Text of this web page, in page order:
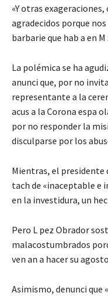
«Y otras
agradecidos porque
barbarie que hab a en
La polémica se ha
anunci que, por no
representante a la
acus a la Corona espa
por no responder la
disculparse por los
Mientras, el presidente
tach de «inaceptable e
en la investidura, un
Pero L pez Obrador
malacostumbrados
ven an a hacer su
Asimismo, denunci que